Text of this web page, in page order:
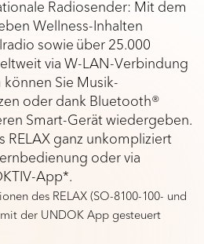
Radiosender: Mit dem
Wellness-Inhalten
sowie über 25.000
via W-LAN-Verbindung
Sie Musik-
oder dank Bluetooth®
Smart-Gerät wiedergeben.
RELAX ganz unkompliziert
oder via
App*.
des RELAX (SO-8100-100- und
der UNDOK App gesteuert